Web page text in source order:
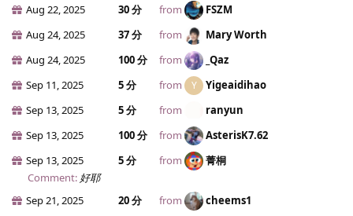
Aug 22, 2025
30 分 from
FSZM
Aug 24, 2025
37 分 from
Mary Worth
Aug 24, 2025
100 分 from
_Qaz
Sep 11, 2025
5 分 from Y
Yigeaidihao
Sep 13, 2025
5 分 from
ranyun
Sep 13, 2025
100 分 from
AsterisK7.​62
Sep 13, 2025
5 分 from
菁桐
Comment: 好耶
Sep 21, 2025
20 分 from
cheems1